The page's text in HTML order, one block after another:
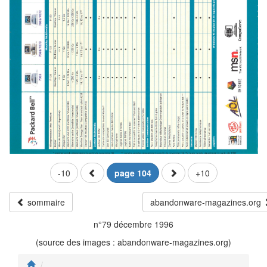
-10 page 104 +10
sommaire
abandonware-magazines.org
n°79 décembre 1996
(source des images : abandonware-magazines.org)